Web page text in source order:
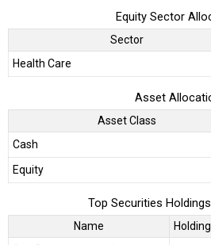
Equity Sector
Sector
Health Care
Asset
Asset Class
Cash
Equity
Top Securities
Name Holding